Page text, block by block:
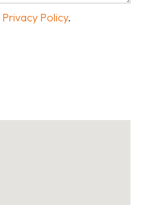
Privacy Policy.